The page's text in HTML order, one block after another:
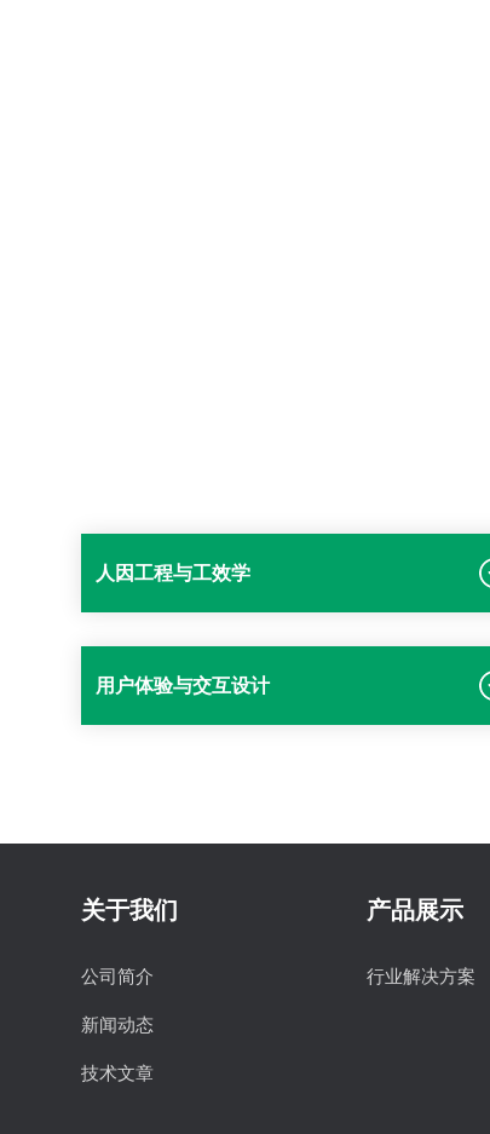
人因工程与工效学
用户体验与交互设计
关于我们
公司简介
新闻动态
技术文章
产品展示
行业解决方案